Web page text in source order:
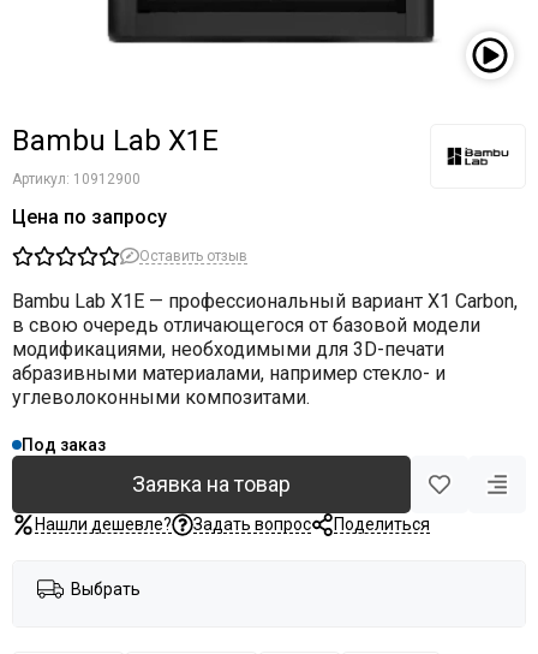
Bambu Lab X1E
Артикул: 10912900
Цена по запросу
Оставить отзыв
Bambu Lab X1E — профессиональный вариант X1 Carbon,
в свою очередь отличающегося от базовой модели
модификациями, необходимыми для 3D-печати
абразивными материалами, например стекло- и
углеволоконными композитами.
Под заказ
Заявка на товар
Нашли дешевле? Задать вопрос Поделиться
Выбрать